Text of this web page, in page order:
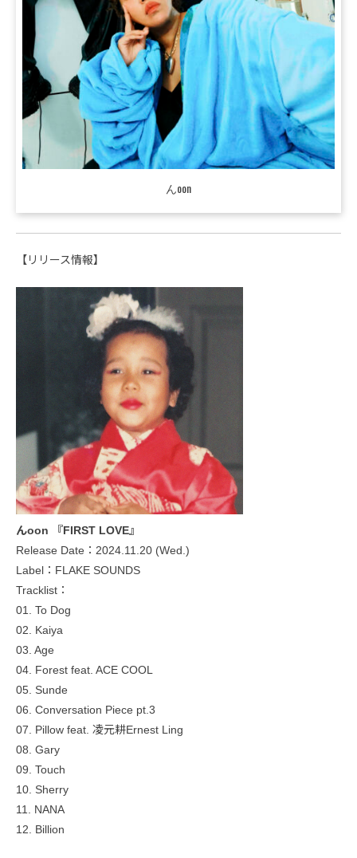
んoon
【リリース情報】
んoon 『FIRST LOVE』
Release Date：2024.11.20 (Wed.)
Label：FLAKE SOUNDS
Tracklist：
01. To Dog
02. Kaiya
03. Age
04. Forest feat. ACE COOL
05. Sunde
06. Conversation Piece pt.3
07. Pillow feat. 凌元耕Ernest Ling
08. Gary
09. Touch
10. Sherry
11. NANA
12. Billion